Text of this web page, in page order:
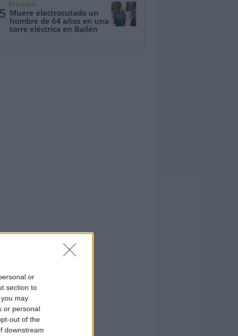
or
section to
may
or personal
out of the
downstream
5
Provincia
Muere electrocutado un
hombre de 64 años en una
torre eléctrica en Bailén